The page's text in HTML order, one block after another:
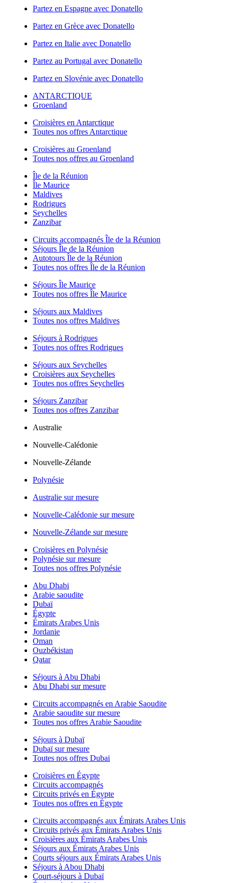
Partez en Espagne avec Donatello
Partez en Grèce avec Donatello
Partez en Italie avec Donatello
Partez au Portugal avec Donatello
Partez en Slovénie avec Donatello
ANTARCTIQUE
Groenland
Croisières en Antarctique
Toutes nos offres Antarctique
Croisières au Groenland
Toutes nos offres au Groenland
Île de la Réunion
Île Maurice
Maldives
Rodrigues
Seychelles
Zanzibar
Circuits accompagnés Île de la Réunion
Séjours Île de la Réunion
Autotours Île de la Réunion
Toutes nos offres Île de la Réunion
Séjours Île Maurice
Toutes nos offres Île Maurice
Séjours aux Maldives
Toutes nos offres Maldives
Séjours à Rodrigues
Toutes nos offres Rodrigues
Séjours aux Seychelles
Croisières aux Seychelles
Toutes nos offres Seychelles
Séjours Zanzibar
Toutes nos offres Zanzibar
Australie
Nouvelle-Calédonie
Nouvelle-Zélande
Polynésie
Australie sur mesure
Nouvelle-Calédonie sur mesure
Nouvelle-Zélande sur mesure
Croisières en Polynésie
Polynésie sur mesure
Toutes nos offres Polynésie
Abu Dhabi
Arabie saoudite
Dubaï
Égypte
Émirats Arabes Unis
Jordanie
Oman
Ouzbékistan
Qatar
Séjours à Abu Dhabi
Abu Dhabi sur mesure
Circuits accompagnés en Arabie Saoudite
Arabie saoudite sur mesure
Toutes nos offres Arabie Saoudite
Séjours à Dubaï
Dubaï sur mesure
Toutes nos offres Dubai
Croisières en Égypte
Circuits accompagnés
Circuits privés en Égypte
Toutes nos offres en Égypte
Circuits accompagnés aux Émirats Arabes Unis
Circuits privés aux Émirats Arabes Unis
Croisières aux Émirats Arabes Unis
Séjours aux Émirats Arabes Unis
Courts séjours aux Émirats Arabes Unis
Séjours à Abou Dhabi
Court-séjours à Dubaï